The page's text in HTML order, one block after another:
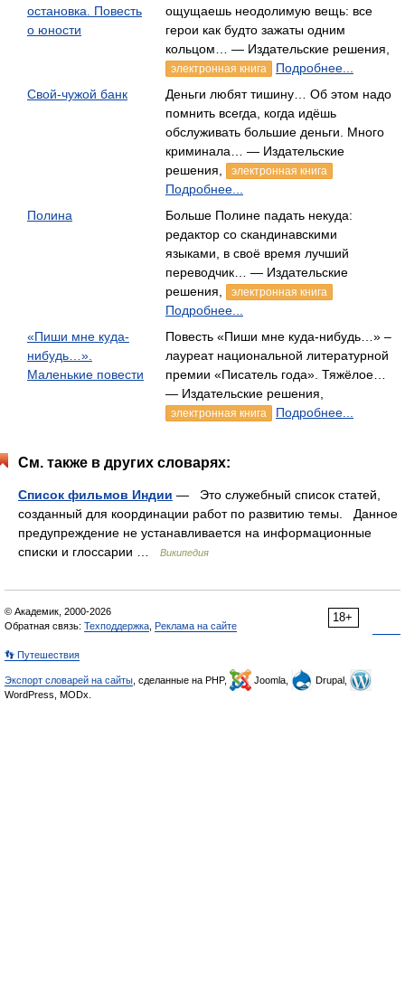
остановка. Повесть
о юности
ощущаешь неодолимую вещь: все
герои как будто зажаты одним
кольцом… — Издательские решения,
электронная книга
Подробнее...
Свой-чужой банк
Деньги любят тишину… Об этом надо
помнить всегда, когда идёшь
обслуживать большие деньги. Много
криминала… — Издательские
решения,
электронная книга
Подробнее...
Полина
Больше Полине падать некуда:
редактор со скандинавскими
языками, в своё время лучший
переводчик… — Издательские
решения,
электронная книга
Подробнее...
«Пиши мне куда-
нибудь…».
Маленькие повести
Повесть «Пиши мне куда-нибудь…» –
лауреат национальной литературной
премии «Писатель года». Тяжёлое…
— Издательские решения,
электронная книга Подробнее...
См. также в других словарях:
Список фильмов Индии — Это служебный список статей,
созданный для координации работ по развитию темы. Данное
предупреждение не устанавливается на информационные
списки и глоссарии …
Википедия
18+
© Академик, 2000-2026
Обратная связь: Техподдержка Реклама на сайте
👣 Путешествия
Экспорт словарей на сайты , сделанные на PHP, Joomla,
Drupal,
WordPress, MODx.